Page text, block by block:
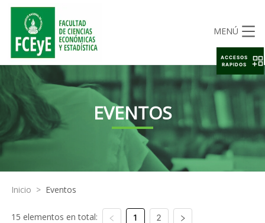
MENÚ
EVENTOS
Inicio > Eventos
15 elementos en total: 1 2
ACCESOS
RAPIDOS